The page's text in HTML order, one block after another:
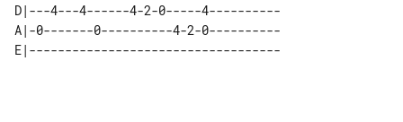
D|---4---4------4-2-0-----4----------
A|-0-------0----------4-2-0----------